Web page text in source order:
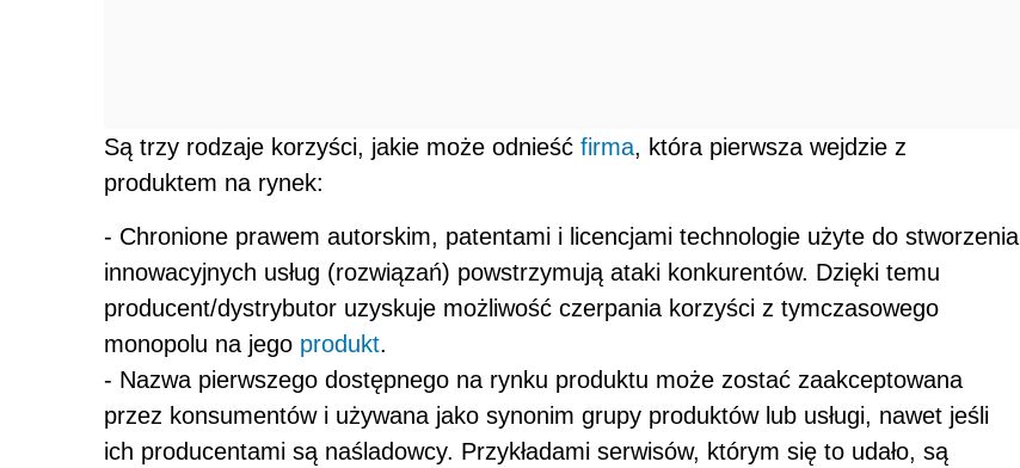
Są trzy rodzaje korzyści, jakie może odnieść firma, która pierwsza wejdzie z
produktem na rynek:
- Chronione prawem autorskim, patentami i licencjami technologie użyte do stworzenia
innowacyjnych usług (rozwiązań) powstrzymują ataki konkurentów. Dzięki temu
producent/dystrybutor uzyskuje możliwość czerpania korzyści z tymczasowego
monopolu na jego produkt.
- Nazwa pierwszego dostępnego na rynku produktu może zostać zaakceptowana
przez konsumentów i używana jako synonim grupy produktów lub usługi, nawet jeśli
ich producentami są naśladowcy. Przykładami serwisów, którym się to udało, są